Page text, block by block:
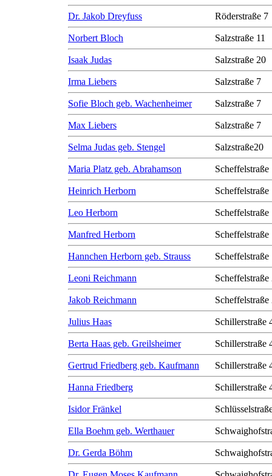
Dr. Jakob Dreyfuss Röderstraße 7
Norbert Bloch Salzstraße 11
Isaak Judas Salzstraße 20
Irma Liebers Salzstraße 7
Sofie Bloch geb. Wachenheimer Salzstraße 7
Max Liebers Salzstraße 7
Selma Judas geb. Stengel Salzstraße20
Maria Platz geb. Abrahamson Scheffelstraße
Heinrich Herborn Scheffelstraße
Leo Herborn Scheffelstraße
Manfred Herborn Scheffelstraße
Hannchen Herborn geb. Strauss Scheffelstraße
Leoni Reichmann Scheffelstraße
Jakob Reichmann Scheffelstraße
Julius Haas Schillerstraße
Berta Haas geb. Greilsheimer Schillerstraße
Gertrud Friedberg geb. Kaufmann Schillerstraße
Hanna Friedberg Schillerstraße
Isidor Fränkel
Ella Boehm geb. Werthauer
Dr. Gerda Böhm